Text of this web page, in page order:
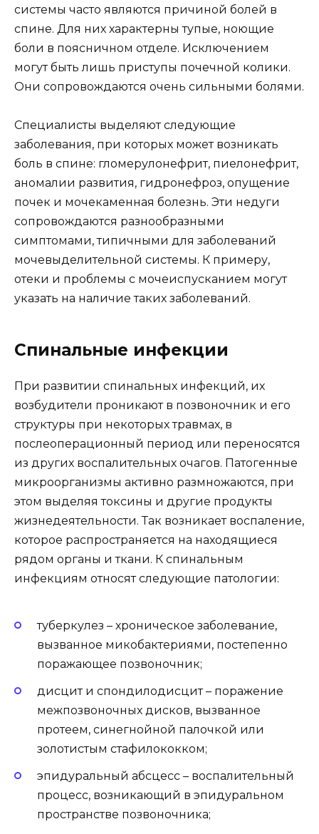
системы часто являются причиной болей в
спине. Для них характерны тупые, ноющие
боли в поясничном отделе. Исключением
могут быть лишь приступы почечной колики.
Они сопровождаются очень сильными болями.
Специалисты выделяют следующие
заболевания, при которых может возникать
боль в спине: гломерулонефрит, пиелонефрит,
аномалии развития, гидронефроз, опущение
почек и мочекаменная болезнь. Эти недуги
сопровождаются разнообразными
симптомами, типичными для заболеваний
мочевыделительной системы. К примеру,
отеки и проблемы с мочеиспусканием могут
указать на наличие таких заболеваний.
Спинальные инфекции
При развитии спинальных инфекций, их
возбудители проникают в позвоночник и его
структуры при некоторых травмах, в
послеоперационный период или переносятся
из других воспалительных очагов. Патогенные
микроорганизмы активно размножаются, при
этом выделяя токсины и другие продукты
жизнедеятельности. Так возникает воспаление,
которое распространяется на находящиеся
рядом органы и ткани. К спинальным
инфекциям относят следующие патологии:
туберкулез – хроническое заболевание,
вызванное микобактериями, постепенно
поражающее позвоночник;
дисцит и спондилодисцит – поражение
межпозвоночных дисков, вызванное
протеем, синегнойной палочкой или
золотистым стафилококком;
эпидуральный абсцесс – воспалительный
процесс, возникающий в эпидуральном
пространстве позвоночника;